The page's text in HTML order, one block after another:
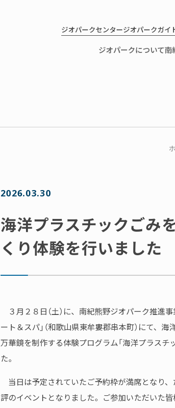
ジオパークセンタージオパークガイ
ジオパークについて南
2026.03.30
海洋プラスチックごみ
くり体験を行いました
３月２８日（土）に、南紀熊野ジオパーク推進
ート＆スパ」（和歌山県東牟婁郡串本町）にて、
万華鏡を制作する体験プログラム「海洋プラスチ
た。
当日は予定されていたご予約枠が満席となり
評のイベントとなりました。ご参加いただいた皆